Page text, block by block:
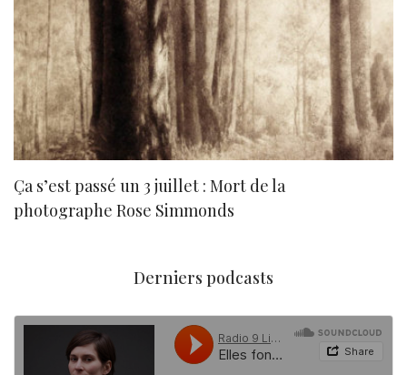
Ça s’est passé un 3 juillet : Mort de la
photographe Rose Simmonds
Derniers podcasts